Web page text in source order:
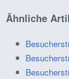
Ähnliche